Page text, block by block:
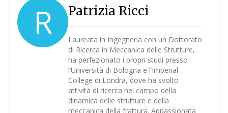
R Patrizia Ricci
Laureata in Ingegneria con un Dottorato
di Ricerca in Meccanica delle Strutture,
ha perfezionato i propri studi presso
l’Università di Bologna e l’Imperial
College di Londra, dove ha svolto
attività di ricerca nel campo della
dinamica delle strutture e della
meccanica della frattura. Appassionata